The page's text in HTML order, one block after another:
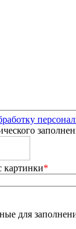
картинки*
для